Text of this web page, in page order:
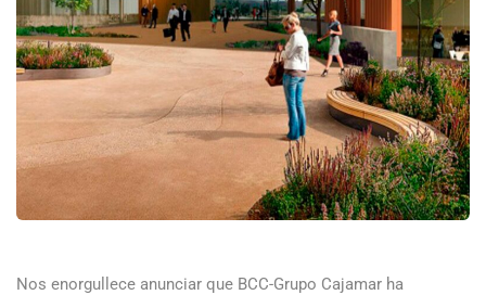
Nos enorgullece anunciar que BCC-Grupo Cajamar ha